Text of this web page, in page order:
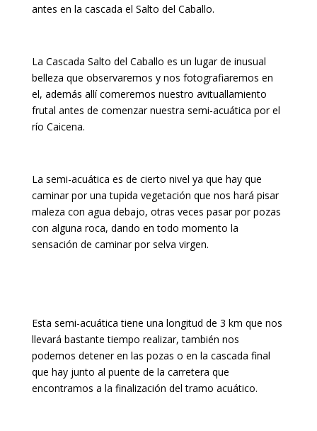
antes en la cascada el Salto del Caballo.
La Cascada Salto del Caballo es un lugar de inusual
belleza que observaremos y nos fotografiaremos en
el, además allí comeremos nuestro avituallamiento
frutal antes de comenzar nuestra semi-acuática por el
río Caicena.
La semi-acuática es de cierto nivel ya que hay que
caminar por una tupida vegetación que nos hará pisar
maleza con agua debajo, otras veces pasar por pozas
con alguna roca, dando en todo momento la
sensación de caminar por selva virgen.
Esta semi-acuática tiene una longitud de 3 km que nos
llevará bastante tiempo realizar, también nos
podemos detener en las pozas o en la cascada final
que hay junto al puente de la carretera que
encontramos a la finalización del tramo acuático.